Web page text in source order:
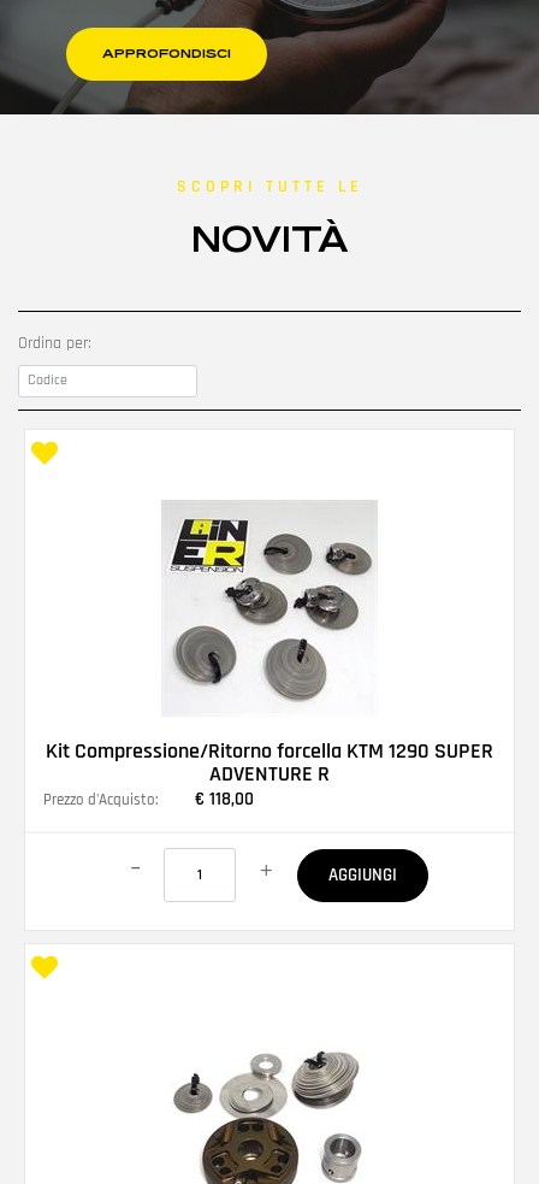
APPROFONDISCI
SCOPRI TUTTE LE
NOVITÀ
Ordina per:
Kit Compressione/Ritorno forcella KTM 1290 SUPER
ADVENTURE R
Prezzo d'Acquisto: € 118,00
Quantità
AGGIUNGI